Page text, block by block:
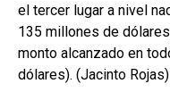
el tercer lugar a nivel
135 millones de
monto alcanzado en
dólares). (Jacinto Rojas)